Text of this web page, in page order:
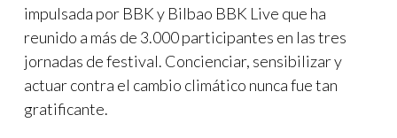
impulsada por BBK y Bilbao BBK Live que ha
reunido a más de 3.000 participantes en las tres
jornadas de festival. Concienciar, sensibilizar y
actuar contra el cambio climático nunca fue tan
gratificante.